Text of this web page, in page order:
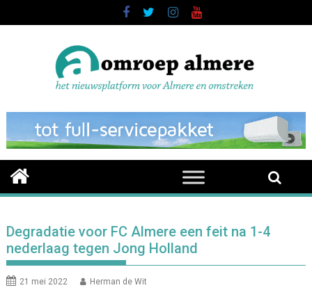
to
Degradatie voor FC Almere een feit na 1-4
nederlaag tegen Jong Holland
21 mei 2022 Herman de Wit